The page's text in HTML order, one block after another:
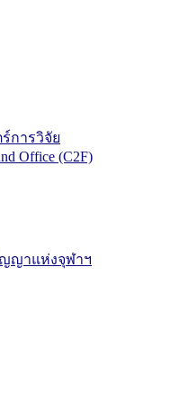
การวิจัย
Office (C2F)
ญาแห่งจุฬาฯ